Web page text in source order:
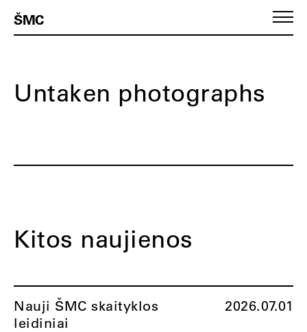
ŠMC
Untaken photographs
Kitos naujienos
Nauji ŠMC skaityklos
leidiniai
2026.07.01